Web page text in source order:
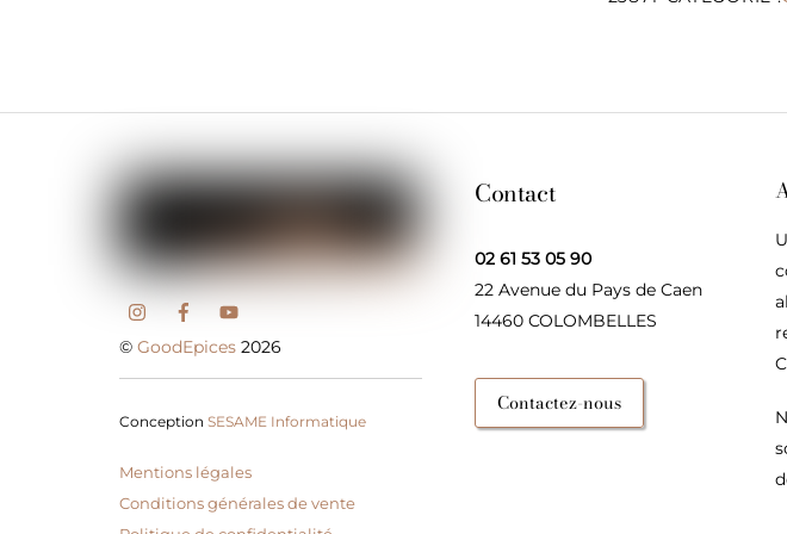
©GoodEpices 2026
ConceptionSESAME Informatique
Mentions légales
Conditions générales de vente
Contact
02 61 53 05 90
22 Avenue du Pays de Caen
14460 COLOMBELLES
Contactez-nous